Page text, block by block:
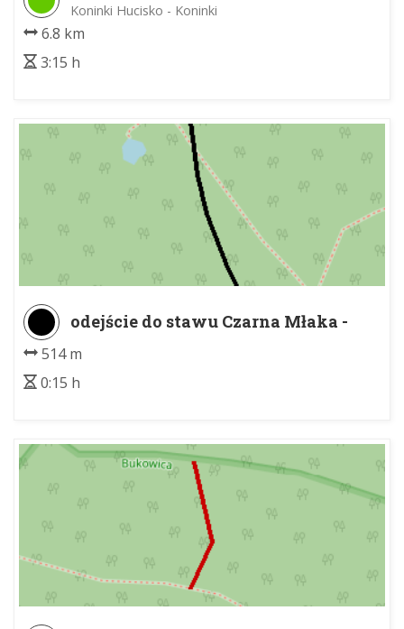
Koninki Hucisko - Koninki
6.8 km
3:15 h
odejście do stawu Czarna Młaka -
staw Czarna Młaka
514 m
0:15 h